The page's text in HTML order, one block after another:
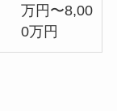
万円〜8,00
0万円